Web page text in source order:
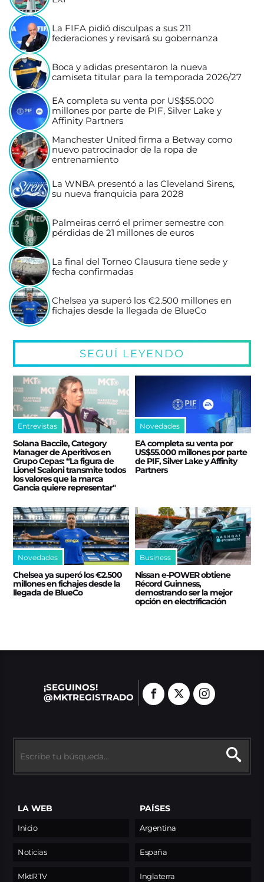
La FIFA pidió disculpas a sus 211
federaciones y revisará su gobernanza
Boca y adidas presentaron la nueva
camiseta titular para la temporada 2026/27
EA completa su venta por US$55.000
millones por parte de PIF, Silver Lake y
Affinity Partners
Manchester United firma a Betway como
nuevo patrocinador de la ropa de
entrenamiento
La WNBA presentó a las Cleveland Sirens,
su nueva franquicia para 2028
Palmeiras cerró el primer semestre con
pérdidas de 21 millones de euros
La final del Torneo Clausura tiene sede y
fecha confirmadas
Chelsea ya superó los €2.500 millones en
fichajes desde la llegada de BlueCo
SEGUÍ LEYENDO
Entrevistas
Solana Baccile, Category
Manager de Aperitivos en
Grupo Cepas: “La figura de
Lionel Scaloni transmite todos
los valores que la marca
Gancia quiere representar"
Novedades
EA completa su venta por
US$55.000 millones por parte
de PIF, Silver Lake y Affinity
Partners
Novedades
Chelsea ya superó los €2.500
millones en fichajes desde la
llegada de BlueCo
Business
Nissan e‑POWER obtiene
Récord Guinness,
demostrando ser la mejor
opción en electrificación
¡SEGUINOS!
@MKTREGISTRADO
LA WEB
Inicio
Noticias
MktR TV
PAÍSES
Argentina
España
Inglaterra